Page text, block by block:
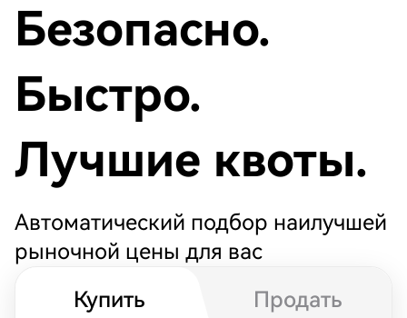
Безопасно.
Быстро.
Лучшие квоты.
Автоматический подбор наилучшей
рыночной цены для вас
Купить
Продать